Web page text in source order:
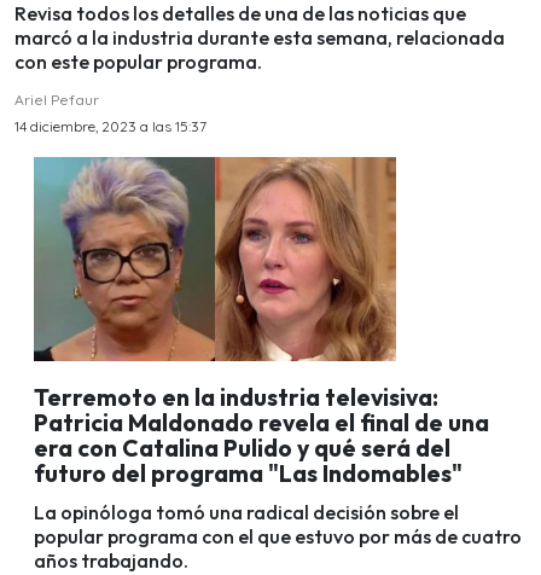
Revisa todos los detalles de una de las noticias que
marcó a la industria durante esta semana, relacionada
con este popular programa.
Ariel Pefaur
14 diciembre, 2023 a las 15:37
Terremoto en la industria televisiva:
Patricia Maldonado revela el final de una
era con Catalina Pulido y qué será del
futuro del programa "Las Indomables"
La opinóloga tomó una radical decisión sobre el
popular programa con el que estuvo por más de cuatro
años trabajando.